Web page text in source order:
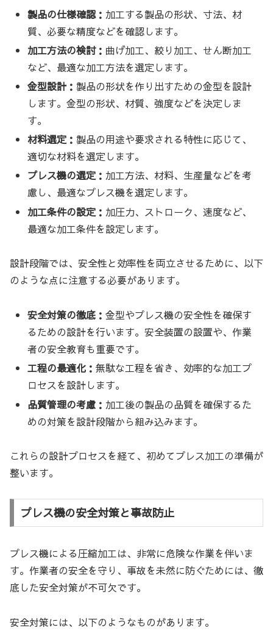
製品の仕様確認： 加工する製品の形状、寸法、材
質、必要な精度などを確認します。
加工方法の検討： 曲げ加工、絞り加工、せん断加工
など、最適な加工方法を選定します。
金型設計：製品の形状を作り出すための金型を設計
します。金型の形状、材質、強度などを決定しま
す。
材料選定：製品の用途や要求される特性に応じて、
適切な材料を選定します。
プレス機の選定：加工方法、材料、生産量などを考
慮し、最適なプレス機を選定します。
加工条件の設定： 加圧力、ストローク、速度など、
最適な加工条件を設定します。
設計段階では、安全性と効率性を両立させるために、以下
のような点に注意する必要があります。
安全対策の徹底：金型やプレス機の安全性を確保す
るための設計を行います。安全装置の設置や、作業
者の安全教育も重要です。
工程の最適化：無駄な工程を省き、効率的な加工プ
ロセスを設計します。
品質管理の考慮： 加工後の製品の品質を確保するた
めの対策を設計段階から組み込みます。
これらの設計プロセスを経て、初めてプレス加工の準備が
整います。
プレス機の安全対策と事故防止
プレス機による圧縮加工は、非常に危険な作業を伴いま
す。作業者の安全を守り、事故を未然に防ぐためには、徹
底した安全対策が不可欠です。
安全対策には、以下のようなものがあります。